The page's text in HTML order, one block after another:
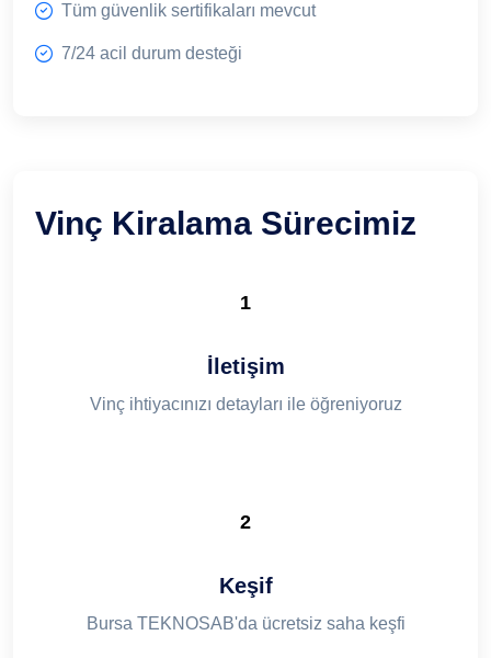
Tüm güvenlik sertifikaları mevcut
7/24 acil durum desteği
Vinç Kiralama Sürecimiz
1
İletişim
Vinç ihtiyacınızı detayları ile öğreniyoruz
2
Keşif
Bursa TEKNOSAB'da ücretsiz saha keşfi